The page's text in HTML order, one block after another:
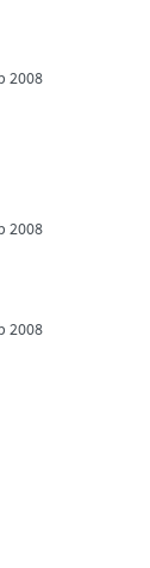
2008
2008
2008